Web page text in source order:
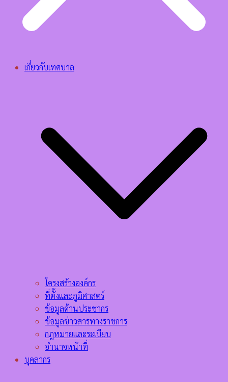
เกี่ยวกับเทศบาล
โครงสร้างองค์กร
ที่ตั้งและภูมิศาสตร์
ข้อมูลด้านประชากร
ข้อมูลข่าวสารทางราชการ
กฎหมายและระเบียบ
อำนาจหน้าที่
บุคลากร